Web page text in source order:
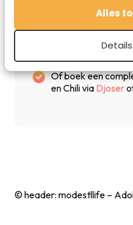
Alles
Hotels op
Of boek een
en Chili via Djoser
© header: modestllife –